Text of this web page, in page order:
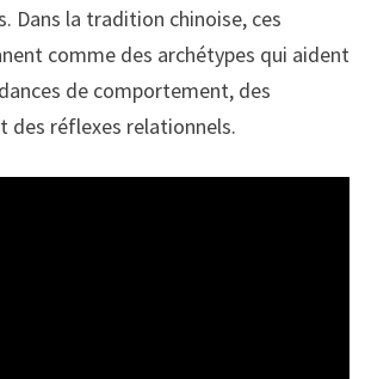
Dans la tradition chinoise, ces
comme des archétypes qui aident
de comportement, des
des réflexes relationnels.